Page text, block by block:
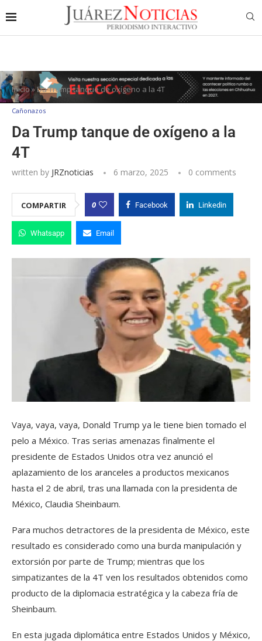
Inicio»Da Trump tanque de oxígeno a la 4T
Cañonazos
Da Trump tanque de oxígeno a la
4T
written by JRZnoticias 6 marzo, 2025 0 comments
COMPARTIR 0 Facebook Linkedin
Whatsapp Email
Vaya, vaya, vaya, Donald Trump ya le tiene bien tomado el
pelo a México. Tras serias amenazas finalmente el
presidente de Estados Unidos otra vez anunció el
aplazamiento de los aranceles a productos mexicanos
hasta el 2 de abril, tras una llamada con la presidenta de
México, Claudia Sheinbaum.
Para muchos detractores de la presidenta de México, este
resultado es considerado como una burda manipulación y
extorsión por parte de Trump; mientras que los
simpatizantes de la 4T ven los resultados obtenidos como
producto de la diplomacia estratégica y la cabeza fría de
Sheinbaum.
En esta jugada diplomática entre Estados Unidos y México,